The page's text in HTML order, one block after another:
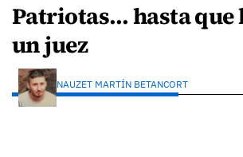
Patriotas… hasta que
un juez
NAUZET MARTÍN BETANCORT